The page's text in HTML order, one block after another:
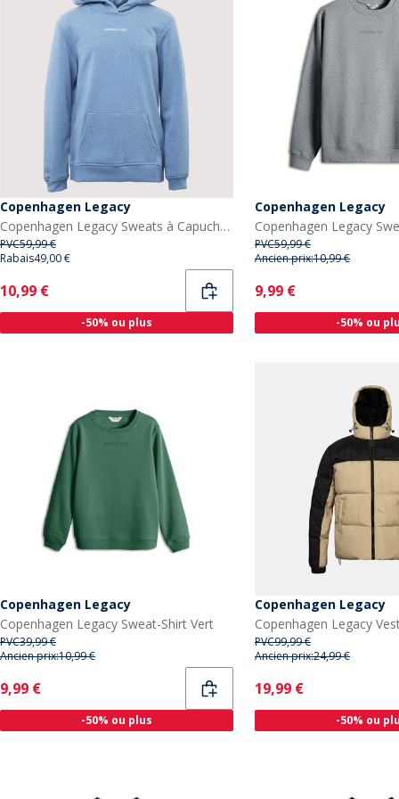
Copenhagen Legacy
Copenhagen Legacy Sweats à Capuche Bleu
PVC59,99 €
Rabais49,00 €
Current
10,99 €
-50% ou plus
Copenhagen Legacy
PVC59,99 €
Ancien prix:10,99 €
Current
9,99 €
-50% ou
Copenhagen Legacy
Copenhagen Legacy Sweat-Shirt Vert
PVC39,99 €
Ancien prix:10,99 €
Current
9,99 €
-50% ou plus
Copenhagen Legacy
PVC99,99 €
Ancien prix:24,99 €
Current
19,99 €
-50% ou